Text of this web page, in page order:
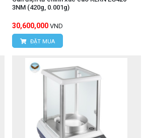
3NM (420g, 0.001g)
30,600,000 VND
ĐẶT MUA